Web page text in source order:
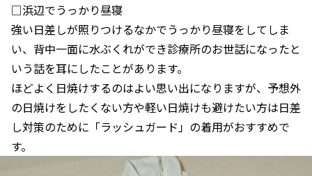
□浜辺でうっかり昼寝
強い日差しが照りつけるなかでうっかり昼寝をしてしま
い、背中一面に水ぶくれができ診療所のお世話になったと
いう話を耳にしたことがあります。
ほどよく日焼けするのはよい思い出になりますが、予想外
の日焼けをしたくない方や軽い日焼けも避けたい方は日差
し対策のために「ラッシュガード」の着用がおすすめで
す。